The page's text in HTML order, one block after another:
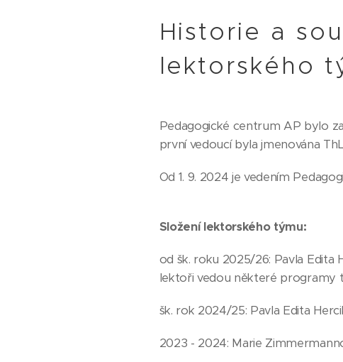
Historie a
lektorského
Pedagogické centrum AP bylo
první vedoucí byla jmenována
Od 1. 9. 2024 je vedením
Složení lektorského týmu:
od šk. roku 2025/26: Pavla Edita
lektoři vedou některé programy
šk. rok 2024/25: Pavla Edita
2023 - 2024: Marie